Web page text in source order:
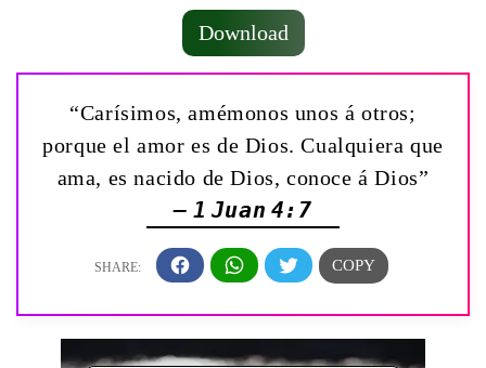
Download
“Carísimos, amémonos unos á otros;
porque el amor es de Dios. Cualquiera que
ama, es nacido de Dios, conoce á Dios”
— 1 Juan 4:7